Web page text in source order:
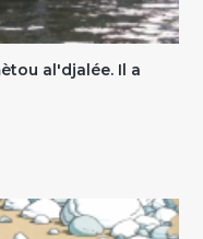
al'djalée. Il a